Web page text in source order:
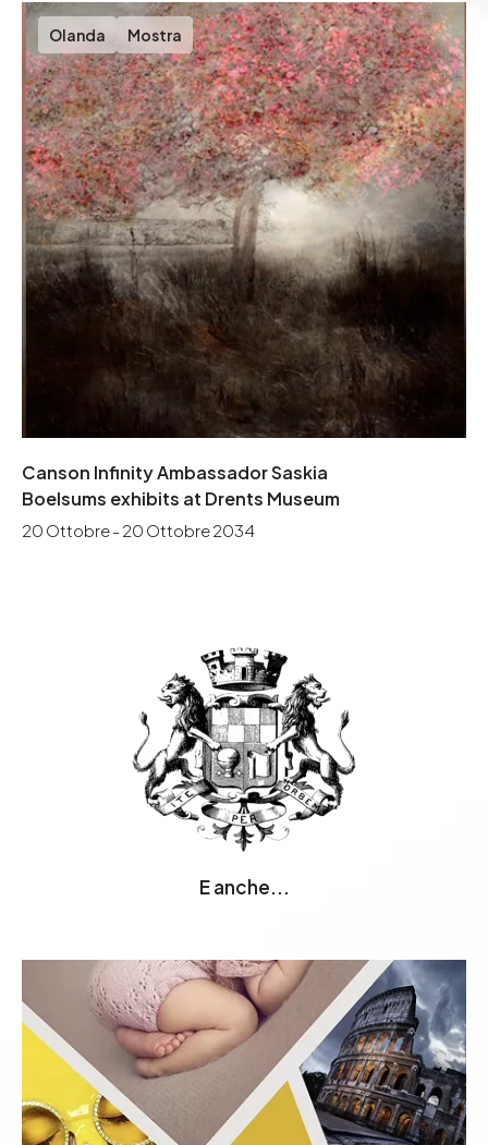
Olanda Mostra
Canson Infinity Ambassador Saskia
Boelsums exhibits at Drents Museum
20 Ottobre - 20 Ottobre 2034
E anche...